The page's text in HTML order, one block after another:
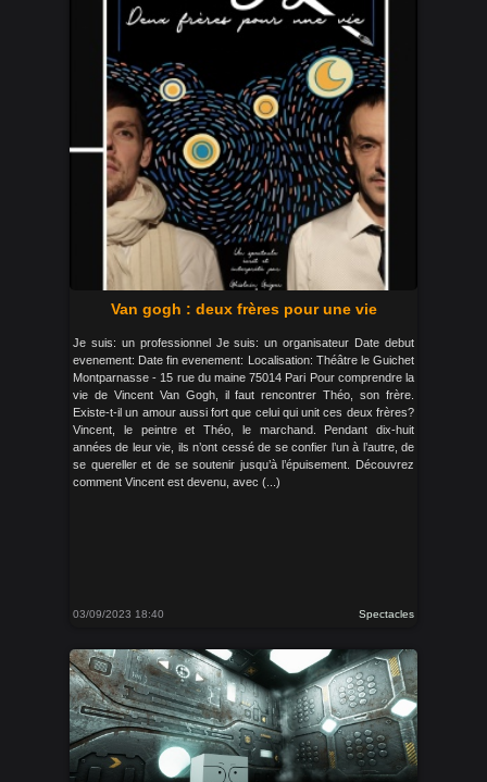
Van gogh : deux frères pour une vie
Je suis: un professionnel Je suis: un organisateur Date debut
evenement: Date fin evenement: Localisation: Théâtre le Guichet
Montparnasse - 15 rue du maine 75014 Pari Pour comprendre la
vie de Vincent Van Gogh, il faut rencontrer Théo, son frère.
Existe-t-il un amour aussi fort que celui qui unit ces deux frères?
Vincent, le peintre et Théo, le marchand. Pendant dix-huit
années de leur vie, ils n’ont cessé de se confier l’un à l’autre, de
se quereller et de se soutenir jusqu’à l’épuisement. Découvrez
comment Vincent est devenu, avec (...)
03/09/2023 18:40 Spectacles